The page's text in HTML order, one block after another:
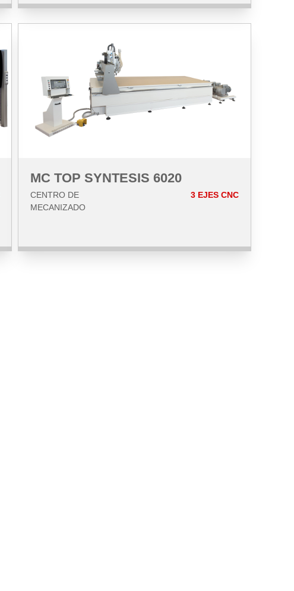
MC TOP SYNTESIS 6020
CENTRO DE
MECANIZADO
3 EJES CNC